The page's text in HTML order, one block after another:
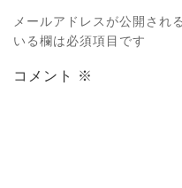
メールアドレスが公開され
いる欄は必須項目です
コメント ※